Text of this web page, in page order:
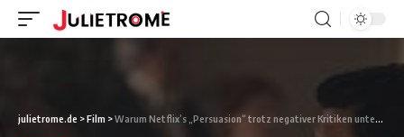
julietrome.de >Film >Warum Netflix’s „Persuasion“ trotz negativer Kritiken unter die Top 10 kam